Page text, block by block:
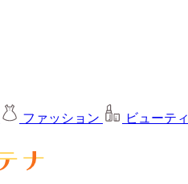
ファッション ビューティ